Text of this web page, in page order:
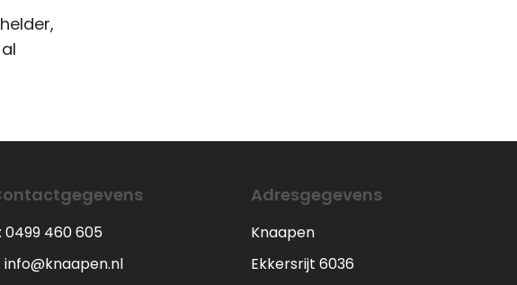
0499 460 605
info@knaapen.nl
Adresgegevens
Knaapen
Ekkersrijt 6036